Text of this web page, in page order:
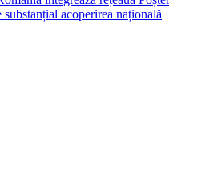
acoperirea națională